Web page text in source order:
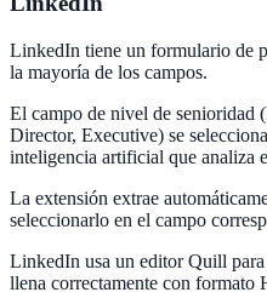
LinkedIn tiene un formulario de
la mayoría de los campos.
El campo de nivel de senioridad
Director, Executive) se
inteligencia artificial que analiza
La extensión extrae
seleccionarlo en el campo
LinkedIn usa un editor Quill
llena correctamente con formato